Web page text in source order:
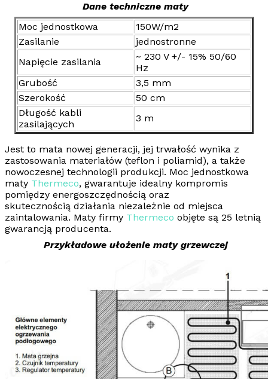
Dane techniczne maty
Moc jednostkowa
150W/m2
Zasilanie
jednostronne
Napięcie zasilania
~ 230 V +/- 15% 50/60
Hz
Grubość
3,5 mm
Szerokość
50 cm
Długość kabli
zasilających
3 m
Jest to mata nowej generacji, jej trwałość wynika z
zastosowania materiałów (teflon i poliamid), a także
nowoczesnej technologii produkcji. Moc jednostkowa
maty Thermeco, gwarantuje idealny kompromis
pomiędzy energoszczędnością oraz
skutecznością działania niezależnie od miejsca
zaintalowania. Maty firmy Thermeco objęte są 25 letnią
gwarancją producenta.
Przykładowe ułożenie maty grzewczej